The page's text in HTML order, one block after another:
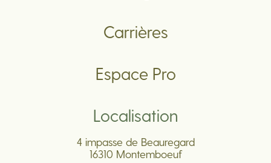
Carrières
Espace Pro
Localisation
4 impasse de Beauregard
16310 Montemboeuf